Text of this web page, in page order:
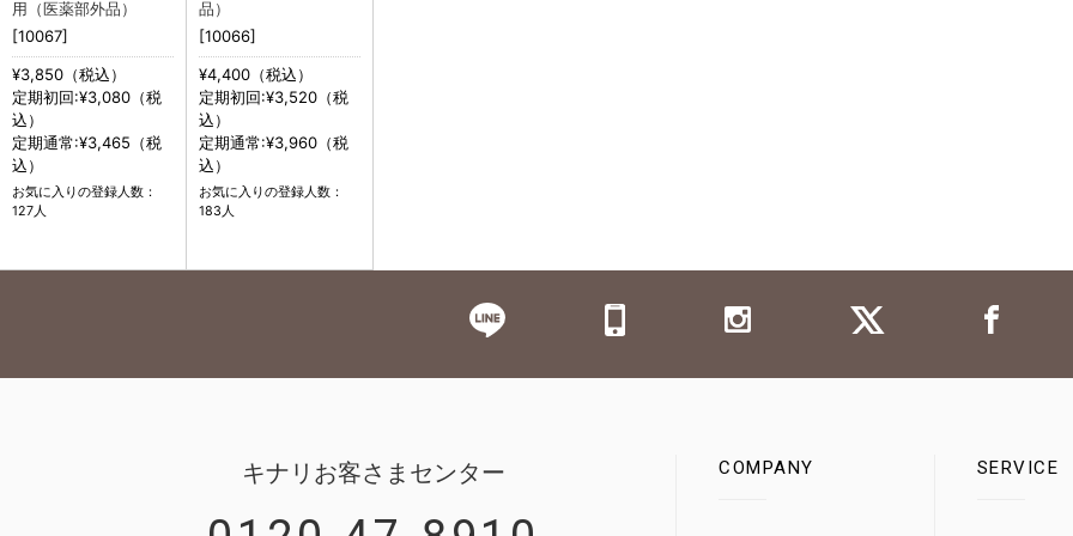
用（医薬部外品）
[10067]
¥3,850（税込）
定期初回:¥3,080（税
込）
定期通常:¥3,465（税
込）
お気に入りの登録人数：
127人
品）
[10066]
¥4,400（税込）
定期初回:¥3,520（税
込）
定期通常:¥3,960（税
込）
お気に入りの登録人数：
183人
キナリお客さまセンター COMPANY SERVICE